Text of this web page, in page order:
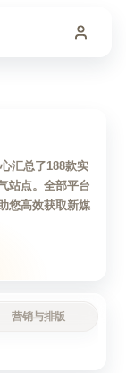
汇总了188款实
站点。全部平台
您高效获取新媒
营销与排版